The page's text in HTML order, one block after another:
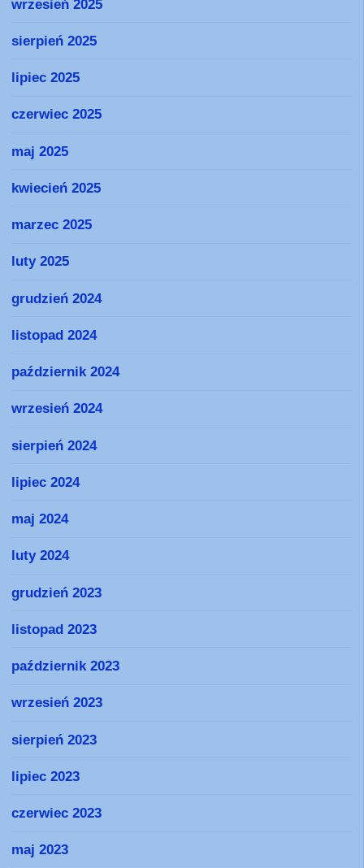
wrzesień 2025
sierpień 2025
lipiec 2025
czerwiec 2025
maj 2025
kwiecień 2025
marzec 2025
luty 2025
grudzień 2024
listopad 2024
październik 2024
wrzesień 2024
sierpień 2024
lipiec 2024
maj 2024
luty 2024
grudzień 2023
listopad 2023
październik 2023
wrzesień 2023
sierpień 2023
lipiec 2023
czerwiec 2023
maj 2023